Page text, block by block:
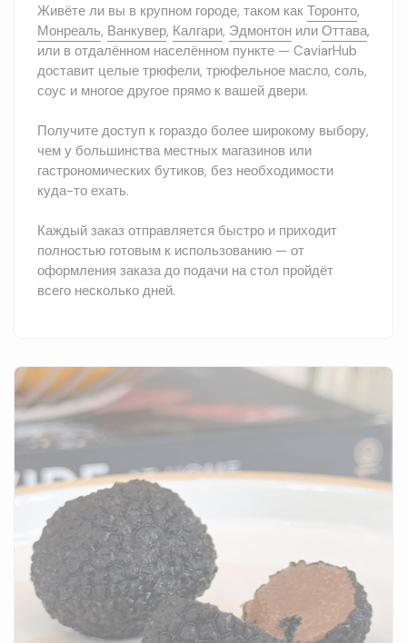
Живёте ли вы в крупном городе, таком как Торонто,
Монреаль, Ванкувер, Калгари, Эдмонтон или Оттава,
или в отдалённом населённом пункте — CaviarHub
доставит целые трюфели, трюфельное масло, соль,
соус и многое другое прямо к вашей двери.
Получите доступ к гораздо более широкому выбору,
чем у большинства местных магазинов или
гастрономических бутиков, без необходимости
куда-то ехать.
Каждый заказ отправляется быстро и приходит
полностью готовым к использованию — от
оформления заказа до подачи на стол пройдёт
всего несколько дней.